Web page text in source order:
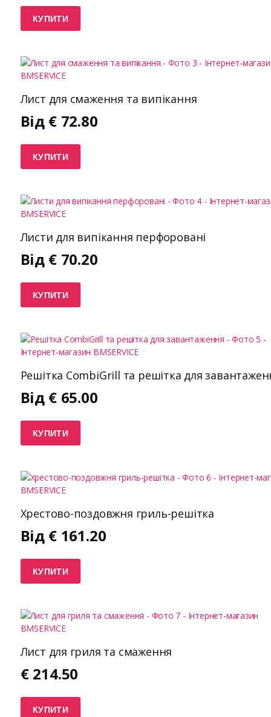
КУПИТИ
Лист для смаження та випікання
Від € 72.80
КУПИТИ
Листи для випікання перфоровані
Від € 70.20
КУПИТИ
Решітка CombiGrill та решітка для
Від € 65.00
КУПИТИ
Хрестово-поздовжня гриль-решітка
Від € 161.20
КУПИТИ
Лист для гриля та смаження
€ 214.50
КУПИТИ